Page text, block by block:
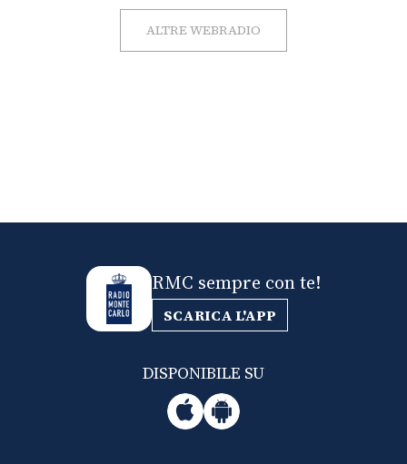
ALTRE WEBRADIO
RMC sempre con te!
SCARICA L'APP
DISPONIBILE SU